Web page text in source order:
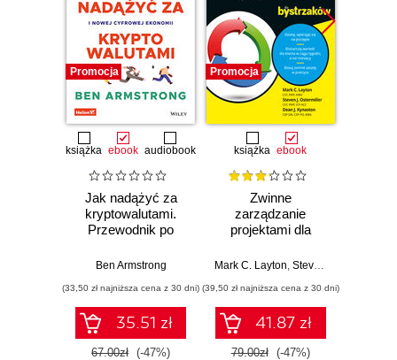
Promocja
książka ebook audiobook
Jak nadążyć za
kryptowalutami.
Przewodnik po
cyfrowej ekonomii
Ben Armstrong
(33,50 zł najniższa cena z 30 dni)
35.51 zł
67.00zł (-47%)
Promocja
książka ebook
Zwinne
zarządzanie
projektami dla
Wydanie III
Mark C. Layton Steven J. Ostermiller
(39,50 zł najniższa cena z 30 dni)
41.87 zł
79.00zł (-47%)